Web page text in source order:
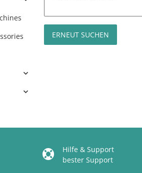
ERNEUT SUCHEN
Hilfe & Support
bester Support